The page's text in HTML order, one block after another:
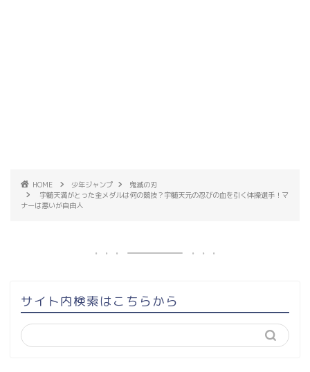
HOME 少年ジャンプ
鬼滅の刃
宇髄天満がとった金メダルは何の競技？宇髄天元の忍びの血を引く体操選手！マ
ナーは悪いが自由人
サイト内検索はこちらから